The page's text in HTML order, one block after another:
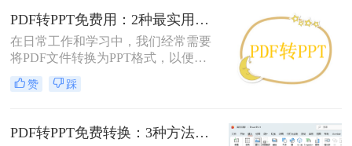
本文将详细介绍几种常用的方法。
PDF转PPT免费用：2种最实用的操作路径和避坑要点！
在日常工作和学习中，我们经常需要
将PDF文件转换为PPT格式，以便进
行演示或编辑。那么怎么把pdf转换成
ppt免费呢？本文将介绍两种免费将
完成转换任务。
赞 踩
PDF转PPT免费转换：3种方法的隐藏功能和效率差异！